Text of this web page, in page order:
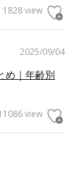
1828 view
2025/09/04
め｜年齢別
view